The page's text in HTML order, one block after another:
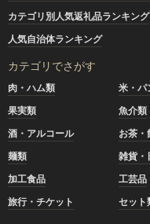
カテゴリ別人気返礼品ランキング
人気自治体ランキング
カテゴリでさがす
肉・ハム類 米・パ
果実類
魚介類
酒・アルコール
お茶・
麺類
雑貨・
加工食品
工芸品
旅行・チケット
セット